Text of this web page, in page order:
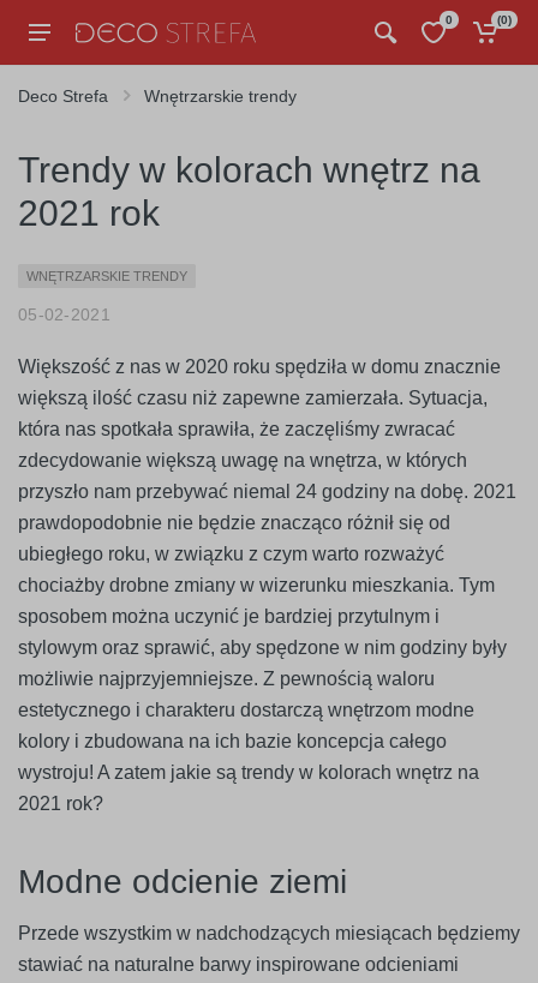
0 (0)
Deco Strefa Wnętrzarskie trendy
Trendy w kolorach wnętrz na
2021 rok
WNĘTRZARSKIE TRENDY
05-02-2021
Większość z nas w 2020 roku spędziła w domu znacznie
większą ilość czasu niż zapewne zamierzała. Sytuacja,
która nas spotkała sprawiła, że zaczęliśmy zwracać
zdecydowanie większą uwagę na wnętrza, w których
przyszło nam przebywać niemal 24 godziny na dobę. 2021
prawdopodobnie nie będzie znacząco różnił się od
ubiegłego roku, w związku z czym warto rozważyć
chociażby drobne zmiany w wizerunku mieszkania. Tym
sposobem można uczynić je bardziej przytulnym i
stylowym oraz sprawić, aby spędzone w nim godziny były
możliwie najprzyjemniejsze. Z pewnością waloru
estetycznego i charakteru dostarczą wnętrzom modne
kolory i zbudowana na ich bazie koncepcja całego
wystroju! A zatem jakie są trendy w kolorach wnętrz na
2021 rok?
Modne odcienie ziemi
Przede wszystkim w nadchodzących miesiącach będziemy
stawiać na naturalne barwy inspirowane odcieniami